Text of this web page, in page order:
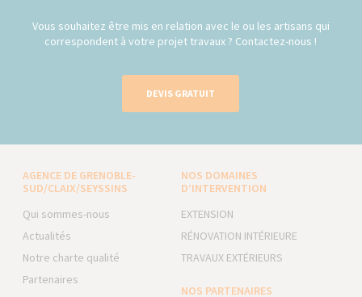
Vous souhaitez être mis en relation avec le ou les artisans qui
correspondent à votre projet travaux ? Contactez-nous !
DEVIS GRATUIT
AGENCE DE GRENOBLE-
SUD/CLAIX/SEYSSINS
Qui sommes-nous
Actualités
Notre charte qualité
Partenaires
NOS DOMAINES
D’INTERVENTION
EXTENSION
RÉNOVATION INTÉRIEURE
TRAVAUX EXTÉRIEURS
NOS PARTENAIRES